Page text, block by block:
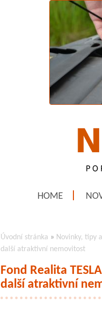
HOME
Úvodní stránka » Novinky, tipy
další atraktivní nemovitost
Fond Realita
další atraktivní